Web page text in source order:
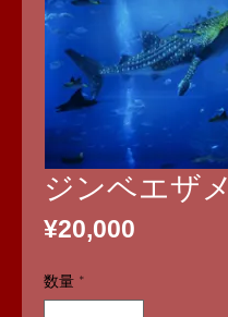
ジンベエザメ
¥20,000
数量 *